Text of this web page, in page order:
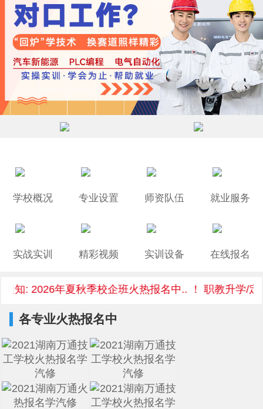
学校概况 专业设置 师资队伍 就业服务
实战实训 精彩视频 实训设备 在线报名
: 2026年夏秋季校企班火热报名中.. ！ 职教升学/定向
各专业火热报名中